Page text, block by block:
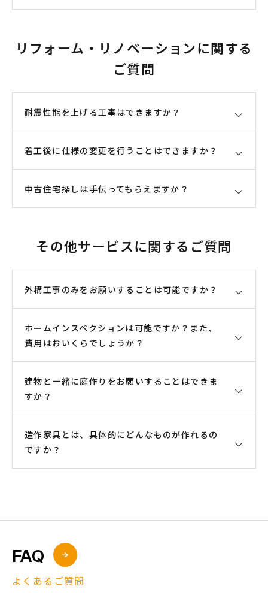
物の長寿命化を図っております。建築の耐久性を損
なう内部結露の防止にも役立っております（35年の
震性能を付加することで、万一の災害にも強い住宅
5. 品質：使用する断熱材は環境が変化する現場施工
ではなく、工場内において高いレベルで品質を管理
された業界最高性能のスーパーウォール（熱伝導
りと現場管理を行い、作業を行う弊社が厳選した職
人により、高いレベルでの施工を行っております。
デメリット
高性能住宅とするために、初期費用（イニシャルコ
と考えています。但し、光熱費等のランニングコス
トを軽減することで、建築における総費用（トータ
性もあります。まずは、一度お話をお聞かせ頂きご
希望を聞かせてください。
も承っております。
土地をご検討されている方や、お持ちの土地にどの
ようなプランが入るのか？また、掛る工事金額が分
承っており、間取り、パースをご確認頂けるようにし
ております。
リフォーム・リノベーションに関する
ご質問
耐震性能を上げる工事はできますか？
大規模なリフォーム工事も承っております。
トイレやキッチンの修繕のような、小規模な工事
か、外壁や屋根を変えるような大規模なスケルトン
法的な違反を犯してしまうと、資産価値が大幅に減
ってしまう可能性もあります。ただ、工事をするだ
けでなく、しっかりと計画を行う必要があります。
着工後に仕様の変更を行うことはできますか？
変更時期により、工事着手後に仕様の変更を行うこ
とも可能です。
し、実際に工事が進んで行く姿を見ていると、夢が
ことは、当然のことだと思います。どうしても、発
注、納期等が関わって参りますので、『この日まで
に決めて頂きたい』とお願いすることもあろうかと
思いますが、せっかく、少なくない費用を掛けて行
うリフォーム工事ですから、できる限りご満足して
中古住宅探しは手伝ってもらえますか？
弊社は建設業以外に不動産業の許可も取得しており
が必要にはなりますが、ご一緒に物件に伺い、実際
のご検討物件を確認しながらご相談を受けることも
可能です。
その他サービスに関するご質問
外構工事のみをお願いすることは可能ですか？
もちろん可能です。
ウッドデッキやカーポートなどのエクステリア工
事、コンクリート土間工事、ブロック積工事などの
土木工事も承っております。
ホームインスペクションは可能ですか？また、
費用はおいくらでしょうか？
可能です。有資格者が対応させて頂きます。
特定非営利活動法人：日本ホームインスペクターズ
協会に認定されたホームインスペクターが現地に伺
い調査させて頂きます。年間1～2件ほど承っており
ます。基本料金は10万円（税別）＋交通費とさせて
頂いております。
物件状況に応じ検査致します。検査後、報告書を交付致し
ます。
※ホームインスペクションは、原則、非破壊検査となりま
建物と一緒に庭作りをお願いすることはできま
すか？
もちろん可能です。
建築、外構と分けるよりは、より快適な一体の住空
間としてご提案させて頂くことも可能です。
造作家具とは、具体的にどんなものが作れるの
ですか？
をデザイン設計し、ご提案させて頂きます。
FAQ
よくあるご質問